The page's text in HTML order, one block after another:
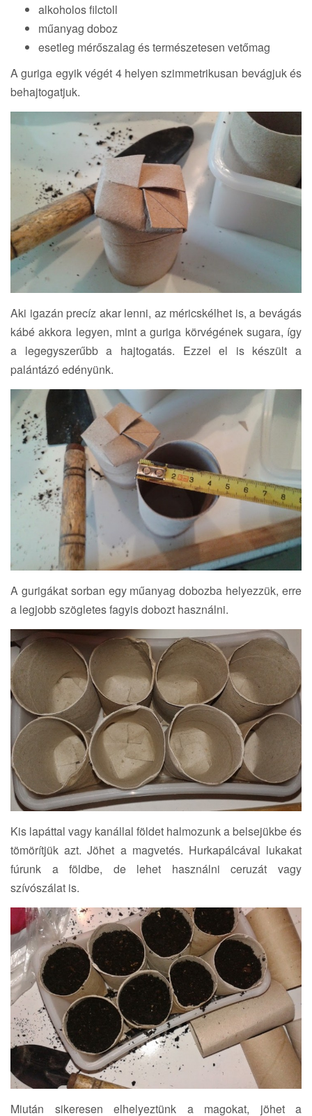
alkoholos filctoll
műanyag doboz
esetleg mérőszalag és természetesen vetőmag
A guriga egyik végét 4 helyen szimmetrikusan bevágjuk és
behajtogatjuk.
Aki igazán precíz akar lenni, az méricskélhet is, a bevágás
kábé akkora legyen, mint a guriga körvégének sugara, így
a legegyszerűbb a hajtogatás. Ezzel el is készült a
palántázó edényünk.
A gurigákat sorban egy műanyag dobozba helyezzük, erre
a legjobb szögletes fagyis dobozt használni.
Kis lapáttal vagy kanállal földet halmozunk a belsejükbe és
tömörítjük azt. Jöhet a magvetés. Hurkapálcával lukakat
fúrunk a földbe, de lehet használni ceruzát vagy
szívószálat is.
Miután sikeresen elhelyeztünk a magokat, jöhet a